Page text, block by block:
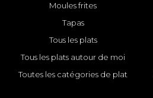
Moules frites
Tapas
Tous les plats
Tous les plats autour de moi
Toutes les catégories de plat